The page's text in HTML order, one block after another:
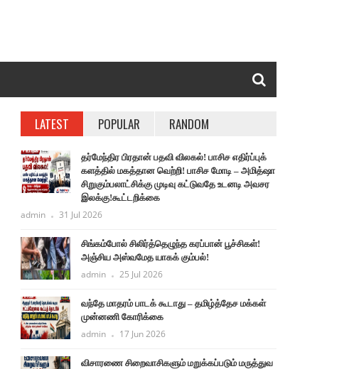
LATEST POPULAR RANDOM
தர்மேந்திர பிரதான் பதவி விலகல்! பாசிச எதிர்ப்புக்
களத்தில் மகத்தான வெற்றி! பாசிச மோடி – அமித்ஷா
சிறுகும்பலாட்சிக்கு முடிவு கட்டுவதே உடனடி அவசர
இலக்கு!கூட்டறிக்கை
admin 31 Jul 2026
சிங்கம்போல் சிலிர்த்தெழுந்த கரப்பான் பூச்சிகள்!
அஞ்சிய அஸ்வமேத யாகக் கும்பல்!
admin 25 Jul 2026
வந்தே மாதரம் பாடக் கூடாது – தமிழ்த்தேச மக்கள்
முன்னணி கோரிக்கை
admin 17 Jun 2026
விசாரணை சிறைவாசிகளும் மறுக்கப்படும் மருத்துவ